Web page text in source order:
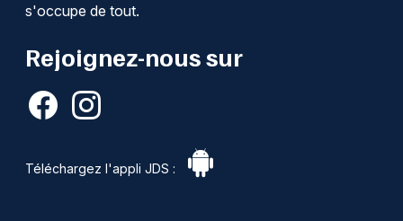
s'occupe de tout.
Rejoignez-nous sur
Téléchargez l'appli JDS :